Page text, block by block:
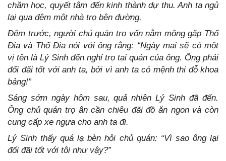
chăm học, quyết tâm đến kinh thành dự thu. Anh ta ngủ
lại qua đêm một nhà trọ bên đường.
Đêm trước, người chủ quán trọ vốn nằm mộng gặp Thổ
Địa và Thổ Địa nói với ông rằng: “Ngày mai sẽ có một
vị tên là Lý Sinh đến nghỉ trọ tại quán của ông. Ông phải
đối đãi tốt với anh ta, bởi vì anh ta có mệnh thi đỗ khoa
bảng!”
Sáng sớm ngày hôm sau, quả nhiên Lý Sinh đã đến.
Ông chủ quán trọ ân cần chiêu đãi đồ ăn ngon và còn
cung cấp xe ngựa cho anh ta đi.
Lý Sinh thấy quá lạ bèn hỏi chủ quán: “Vì sao ông lại
đối đãi tốt với tôi như vậy?”